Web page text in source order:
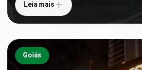
Leia mais
Goiás